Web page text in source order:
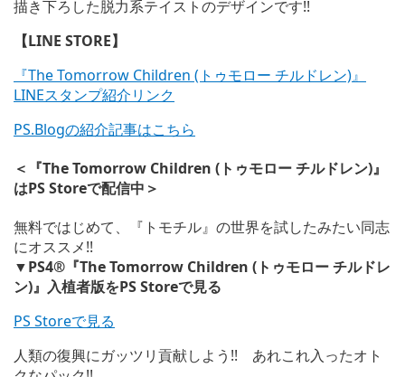
描き下ろした脱力系テイストのデザインです!!
【LINE STORE】
『The Tomorrow Children (トゥモロー チルドレン)』
LINEスタンプ紹介リンク
PS.Blogの紹介記事はこちら
＜『The Tomorrow Children (トゥモロー チルドレン)』
はPS Storeで配信中＞
無料ではじめて、『トモチル』の世界を試したみたい同志
にオススメ!!
▼PS4®『The Tomorrow Children (トゥモロー チルドレ
ン)』入植者版をPS Storeで見る
PS Storeで見る
人類の復興にガッツリ貢献しよう!! あれこれ入ったオト